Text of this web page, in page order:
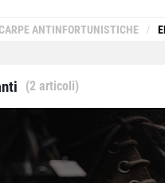
ANTINFORTUNISTICHE /
(2 articoli)